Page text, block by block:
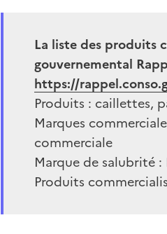
La liste des produits
gouvernemental
https://
Produits : caillettes,
Marques
commerciale
Marque de salubrité :
Produits